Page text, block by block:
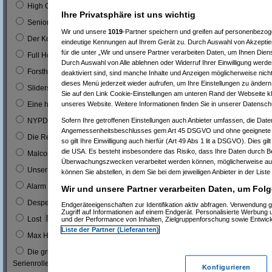
High Chaparal
Seniorenclub
Der Kopfgeldjäger (mit Steve McQueen)
Full House (mitn Joe Bologna) 0
Forsthaus Falkenau 0
Sliders 1 0 %
Eine himmlische Familie 1 0 %
NYPD Blue 0
Die Rettungsflieger 0
Malcom 9 3 %
Unser Charly 0
Alarm für Cobra 11 0
Desperate Housewives 1 %
Lost 7 3 %
Max Headroom
Die grüne Hornisse (Bruce Lee´s erste
Serienrolle...)
0
Ihre Privatsphäre ist uns wichtig
Wir und unsere 1019-Partner speichern und greifen auf
eindeutige Kennungen auf Ihrem Gerät zu. Durch Auswahl von
für die unter „Wir und unsere Partner verarbeiten Daten, um Ihnen
Durch Auswahl von Alle ablehnen oder Widerruf Ihrer Einwilligung
deaktiviert sind, sind manche Inhalte und Anzeigen möglicherweise
dieses Menü jederzeit wieder aufrufen, um Ihre Einstellungen zu
Sie auf den Link Cookie-Einstellungen am unteren Rand der Webseite
unseres Website. Weitere Informationen finden Sie in unserer
Sofern Ihre getroffenen Einstellungen auch Anbieter umfassen, die
Angemessenheitsbeschlusses gem Art 45 DSGVO und ohne
so gilt Ihre Einwilligung auch hierfür (Art 49 Abs 1 lit a DSGVO). Dies
die USA. Es besteht insbesondere das Risiko, dass Ihre Daten durch
Überwachungszwecken verarbeitet werden können, möglicherweise
können Sie abstellen, in dem Sie bei dem jeweiligen Anbieter in der
Wir und unsere Partner verarbeiten Daten, um
Endgeräteeigenschaften zur Identifikation aktiv abfragen. Verwendung
Zugriff auf Informationen auf einem Endgerät. Personalisierte Werbung
und der Performance von Inhalten, Zielgruppenforschung sowie
Liste der Partner (Lieferanten)
Konfigurieren